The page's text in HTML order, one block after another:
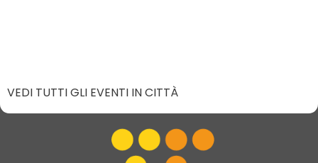
VEDI TUTTI GLI EVENTI IN CITTÀ